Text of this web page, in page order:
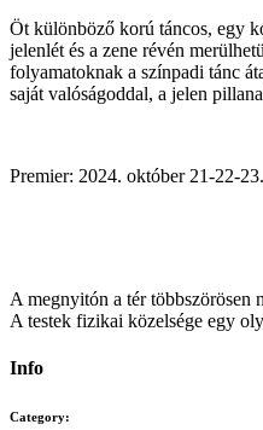
Öt különböző korú táncos, egy
jelenlét és a zene révén
folyamatoknak a színpadi tánc
saját valóságoddal, a jelen
Premier: 2024. október 21-22-
A megnyitón a tér többszörösen
A testek fizikai közelsége egy
Info
Category: